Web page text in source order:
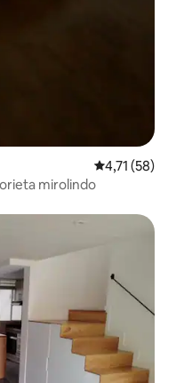
4,71 (58)
min de glorieta mirolindo